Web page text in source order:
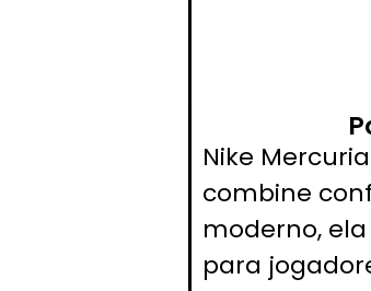
Nike
combine
moderno,
para